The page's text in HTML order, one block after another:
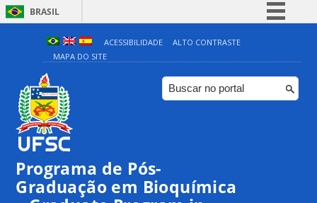
BRASIL
Simplifique!
Comunica BR
Participe
ACESSIBILIDADE
ALTO CONTRASTE
MAPA DO SITE
Programa de Pós-
Graduação em Bioquímica